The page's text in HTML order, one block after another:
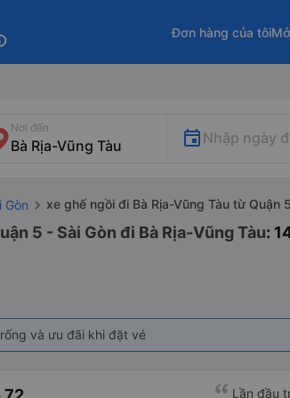
Đơn hàng của tôi
Nơi đến
Nhập ngày
Gòn xe ghế ngồi đi Bà Rịa-Vũng Tàu từ Quận 5
5 - Sài Gòn đi Bà Rịa-Vũng Tàu:
và ưu đãi khi đặt vé
Lần đầu